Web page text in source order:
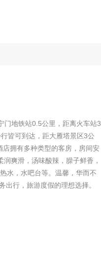
门地铁站0.5公里，距离火车站3
皆可到达，距大雁塔景区3公
拥有多种类型的客房，房间安
爽滑，汤味酸辣，臊子鲜香，
水，水吧台等。温馨，华而不
行，旅游度假的理想选择。